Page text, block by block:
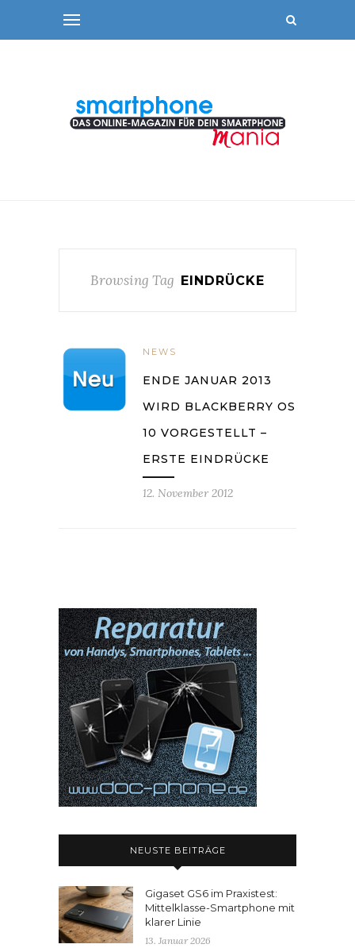
Browsing Tag EINDRÜCKE
NEWS
ENDE JANUAR 2013
WIRD BLACKBERRY OS
10 VORGESTELLT –
ERSTE EINDRÜCKE
12. November 2012
NEUSTE BEITRÄGE
Gigaset GS6 im Praxistest:
Mittelklasse-Smartphone mit
klarer Linie
13. Januar 2026